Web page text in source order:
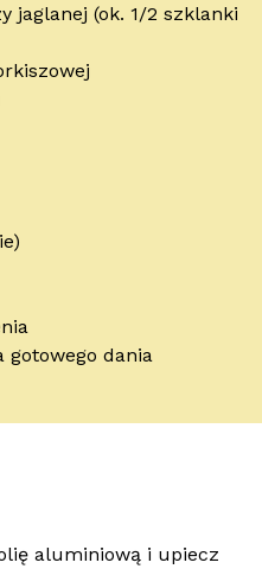
jaglanej (ok. 1/2 szklanki
gotowego dania
aluminiową i upiecz